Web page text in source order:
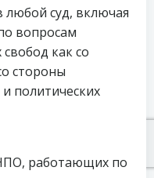
суд, включая
вопросам
как со
стороны
политических
работающих по